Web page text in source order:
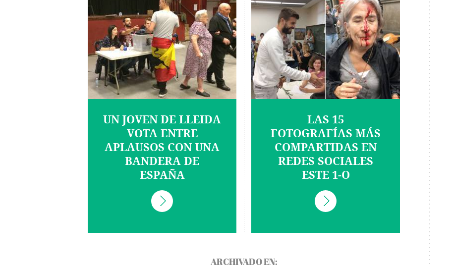
UN JOVEN DE LLEIDA
VOTA ENTRE
APLAUSOS CON UNA
BANDERA DE
ESPAÑA
LAS 15
FOTOGRAFÍAS MÁS
COMPARTIDAS EN
REDES SOCIALES
ESTE 1-O
ARCHIVADO EN: